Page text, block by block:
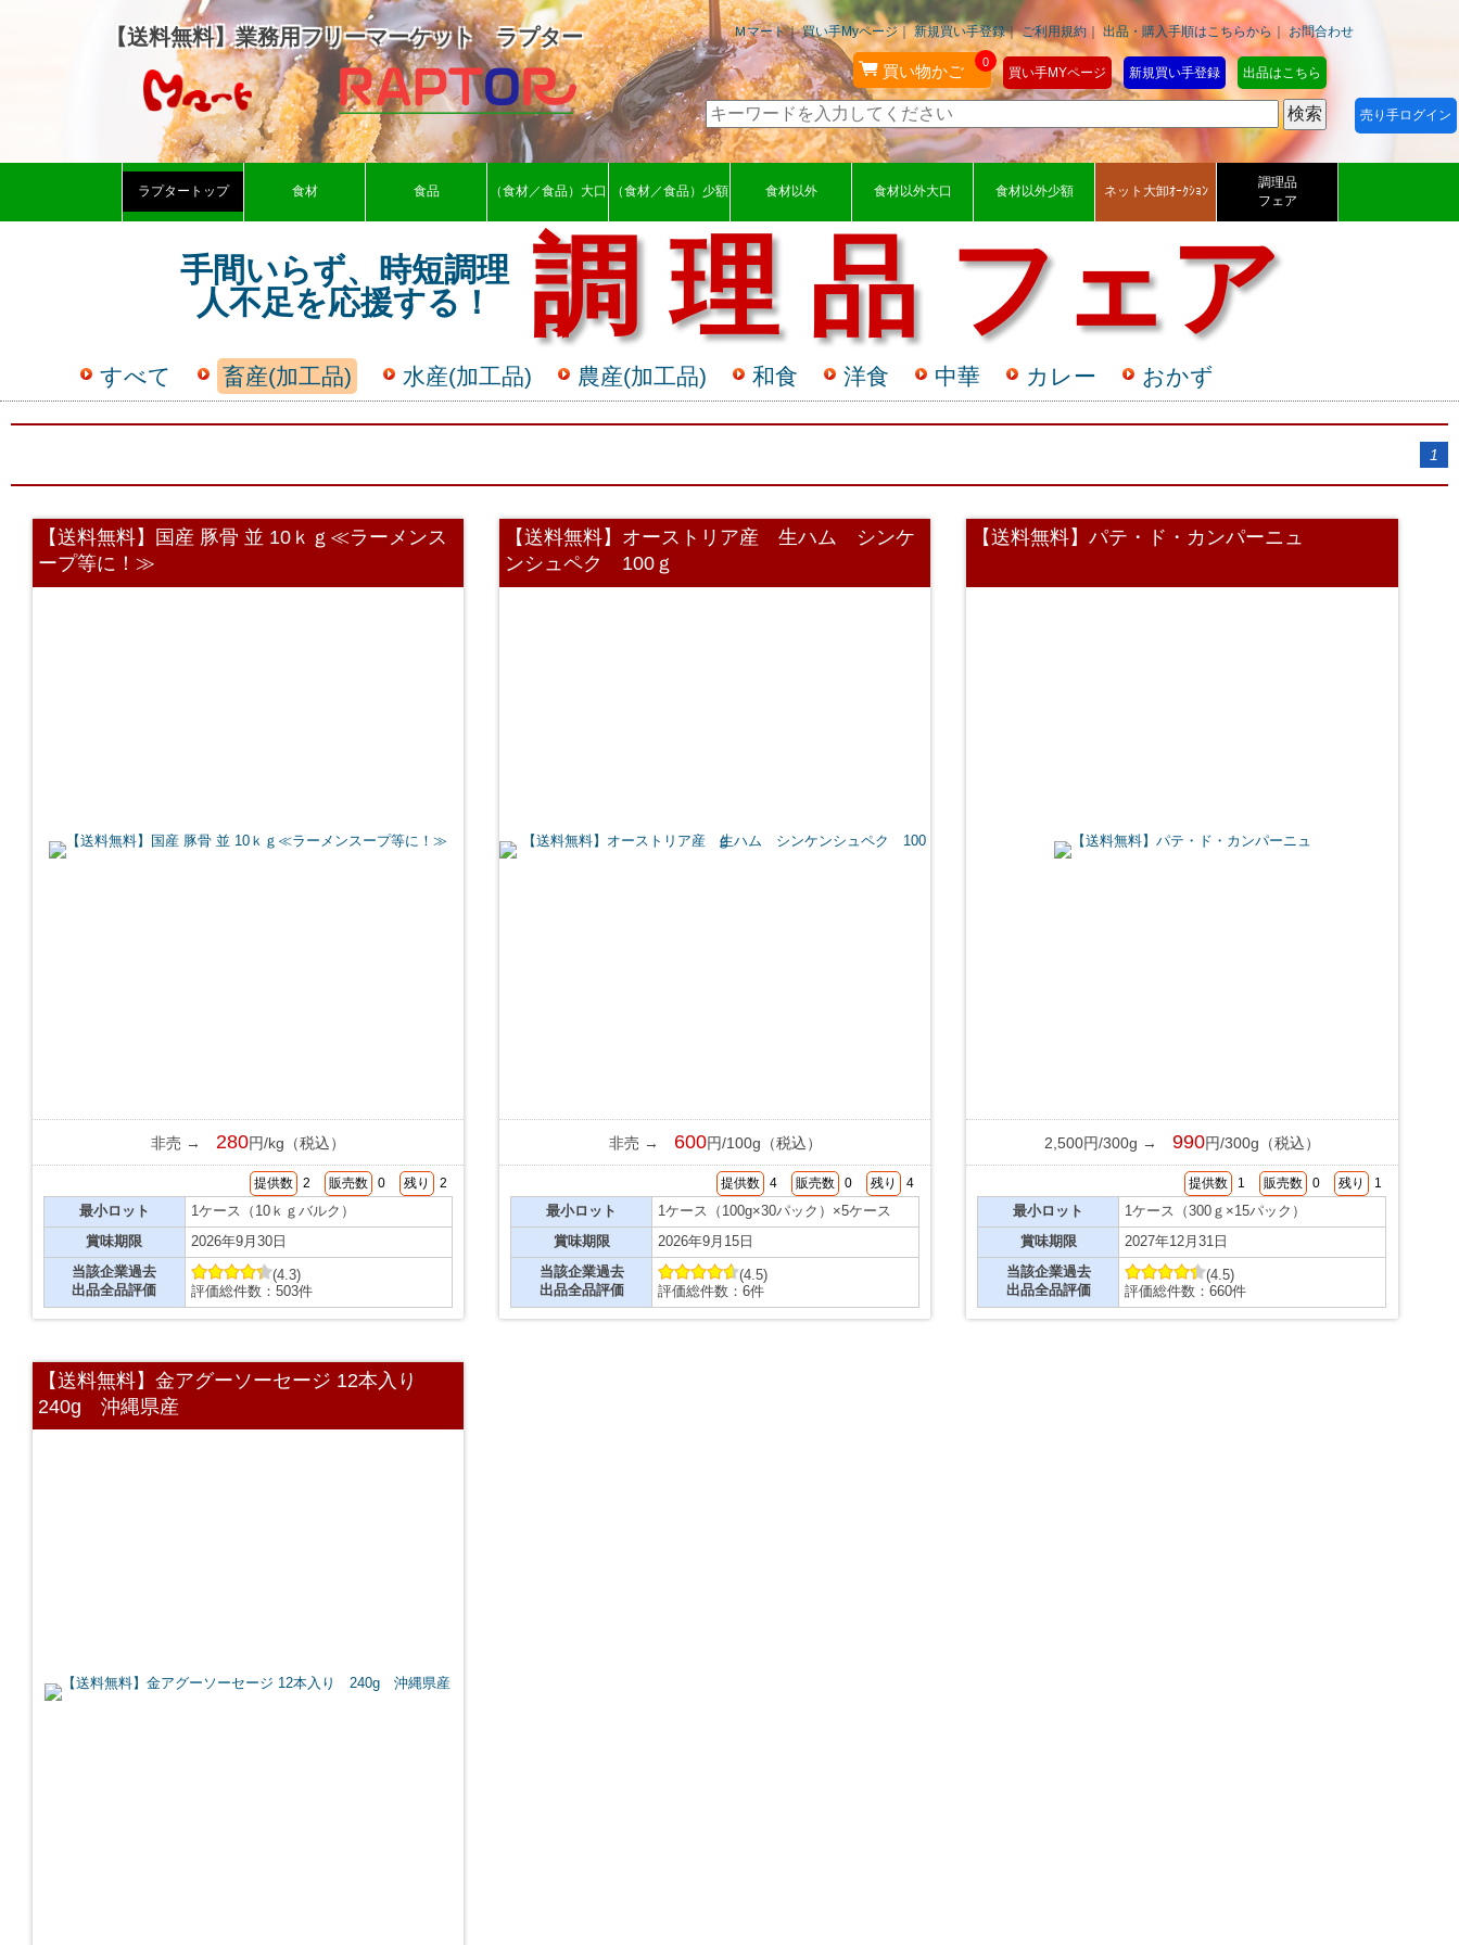
【送料無料】業務用フリーマーケット ラプター Ｍマート｜買い手Myページ ｜新規買い手登録｜ご利用規約 ｜出品・購入手順はこちらから ｜お問合わせ
売り手ログイン
買い物かご 0
買い手MYページ 新規買い手登録 出品はこちら
ラプタートップ 食材 食品 （食材／食品）大口 （食材／食品）少額 食材以外 食材以外大口 食材以外少額 ネット大卸ｵｰｸｼｮﾝ
調理品
フェア
手間いらず、時短調理
人不足を応援する！
調 理 品 フェア
すべて 畜産(加工品) 水産(加工品) 農産(加工品) 和食 洋食 中華 カレー おかず
1
【送料無料】国産 豚骨 並 10ｋｇ≪ラーメンス
ープ等に！≫
非売 → 280円/kg（税込）
提供数 2 販売数 0 残り 2
最小ロット
1ケース（10ｋｇバルク）
賞味期限
2026年9月30日
当該企業過去
出品全品評価
(4.3)
評価総件数：503件
【送料無料】オーストリア産 生ハム シンケ
ンシュペク 100ｇ
非売 → 600円/100g（税込）
提供数 4 販売数 0 残り 4
最小ロット
1ケース（100g×30パック）×5ケース
賞味期限
2026年9月15日
当該企業過去
出品全品評価
(4.5)
評価総件数：6件
【送料無料】パテ・ド・カンパーニュ
2,500円/300g → 990円/300g（税込）
提供数 1 販売数 0 残り 1
最小ロット
1ケース（300ｇ×15パック）
賞味期限
2027年12月31日
当該企業過去
出品全品評価
(4.5)
評価総件数：660件
【送料無料】金アグーソーセージ 12本入り
240g 沖縄県産